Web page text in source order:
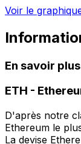
Voir le
En savoir
ETH -
D'après notre
Ethereum le
La devise